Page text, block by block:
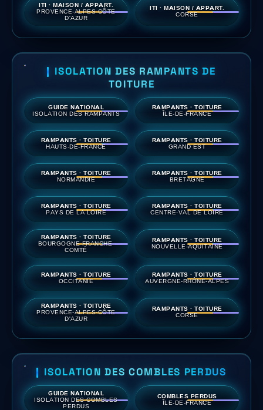
ITI · MAISON / APPART.
PROVENCE-ALPES-CÔTE
D'AZUR
ITI · MAISON / APPART.
CORSE
ISOLATION DES RAMPANTS DE
TOITURE
GUIDE NATIONAL
ISOLATION DES RAMPANTS
RAMPANTS · TOITURE
ÎLE-DE-FRANCE
RAMPANTS · TOITURE
HAUTS-DE-FRANCE
RAMPANTS · TOITURE
GRAND EST
RAMPANTS · TOITURE
NORMANDIE
RAMPANTS · TOITURE
BRETAGNE
RAMPANTS · TOITURE
PAYS DE LA LOIRE
RAMPANTS · TOITURE
CENTRE-VAL DE LOIRE
RAMPANTS · TOITURE
BOURGOGNE-FRANCHE-
COMTÉ
RAMPANTS · TOITURE
NOUVELLE-AQUITAINE
RAMPANTS · TOITURE
OCCITANIE
RAMPANTS · TOITURE
AUVERGNE-RHÔNE-ALPES
RAMPANTS · TOITURE
PROVENCE-ALPES-CÔTE
D'AZUR
RAMPANTS · TOITURE
CORSE
ISOLATION DES COMBLES PERDUS
GUIDE NATIONAL
ISOLATION DES COMBLES
PERDUS
COMBLES PERDUS
ÎLE-DE-FRANCE